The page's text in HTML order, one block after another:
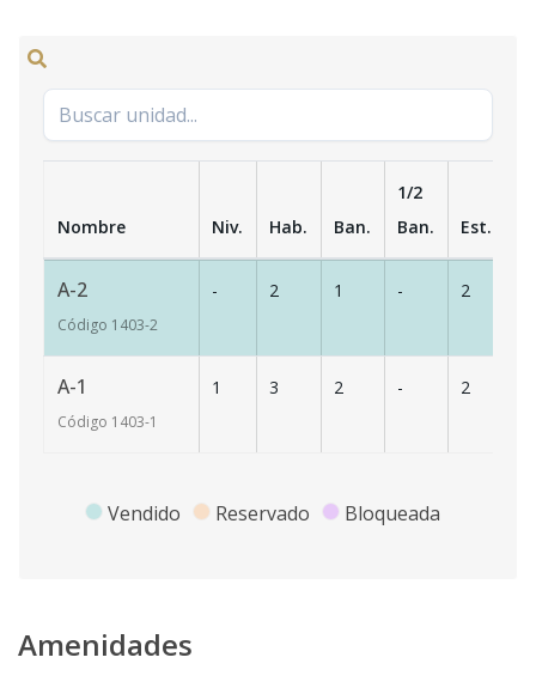
Nombre Niv. Hab. Ban.
1/2
Ban.
Est.
A-2
Código 1403-2
- 2 1 - 2
A-1
Código 1403-1
1 3 2 - 2
Vendido Reservado Bloqueada
Amenidades